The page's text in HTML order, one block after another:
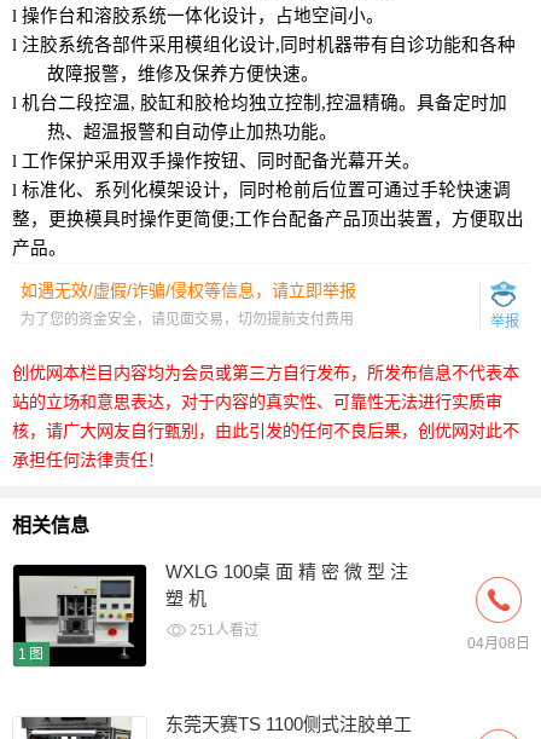
l 操作台和溶胶系统一体化设计， 占地空间小。
l 注胶系统各部件采用模组化设计,同时机器带有自诊功能和各种
故障报警，维修及保养方便快速。
l 机台二段控温, 胶缸和胶枪均独立控制 ,控温精确。具备定时加
热、超温报警和自动停止加热功能。
l 工作保护采用双手操作按钮、同时配备光幕开关。
l 标准化、系列化模架设计，同时枪前后位置可通过手轮快速调
整，更换模具时操作更简便;工作台配备产品 顶出装置，方便取出
产品。
如遇无效/虚假/诈骗/侵权等信息，请立即举报
为了您的资金安全，请见面交易，切勿提前支付费用 举报
创优网本栏目内容均为会员或第三方自行发布，所发布信息不代表本
站的立场和意思表达，对于内容的真实性、可靠性无法进行实质审
核，请广大网友自行甄别，由此引发的任何不良后果，创优网对此不
承担任何法律责任！
相关信息
1图
WXLG 100桌 面 精 密 微 型 注
塑 机
251人看过
04月08日
东莞天赛TS 1100侧式注胶单工